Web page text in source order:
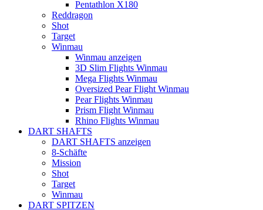
Pentathlon X180
Reddragon
Shot
Target
Winmau
Winmau anzeigen
3D Slim Flights Winmau
Mega Flights Winmau
Oversized Pear Flight Winmau
Pear Flights Winmau
Prism Flight Winmau
Rhino Flights Winmau
DART SHAFTS
DART SHAFTS anzeigen
8-Schäfte
Mission
Shot
Target
Winmau
DART SPITZEN